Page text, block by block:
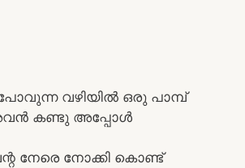
വഴിയിൽ ഒരു പാമ്പ്
കണ്ടു അപ്പോൾ
നേരെ നോക്കി കൊണ്ട്